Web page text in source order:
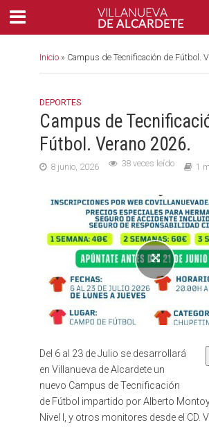
Inicio» Campus de Tecnificación de Fútbol.
DEPORTES
Campus de
Fútbol. Verano 2026.
8 junio, 2026 38 veces leído 1
Del 6 al 23 de Julio se desarrollará
en Villanueva de Alcardete un
nuevo Campus de Tecnificación
de Fútbol impartido por Alberto
Nivel I, y otros monitores desde el CD.